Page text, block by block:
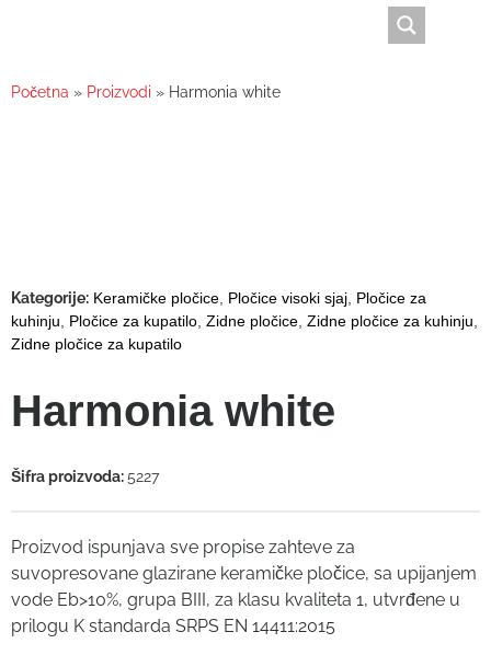
Početna » Proizvodi » Harmonia white
Kategorije: Keramičke pločice Pločice visoki sjaj Pločice za
kuhinju
Pločice za kupatilo Zidne pločice Zidne pločice za kuhinju
Zidne pločice za kupatilo
Harmonia white
Šifra proizvoda:5227
Proizvod ispunjava sve propise zahteve za
suvopresovane glazirane keramičke pločice, sa upijanjem
vode Eb>10%, grupa BIII, za klasu kvaliteta 1, utvrđene u
prilogu K standarda SRPS EN 14411:2015